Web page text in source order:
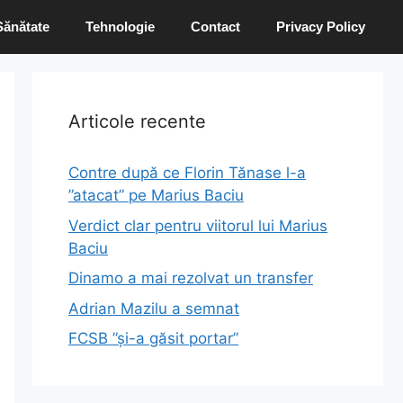
Tehnologie Contact Privacy Policy
Articole recente
Contre după ce Florin Tănase l-a
”atacat” pe Marius Baciu
Verdict clar pentru viitorul lui Marius
Baciu
Dinamo a mai rezolvat un transfer
Adrian Mazilu a semnat
FCSB ”și-a găsit portar”